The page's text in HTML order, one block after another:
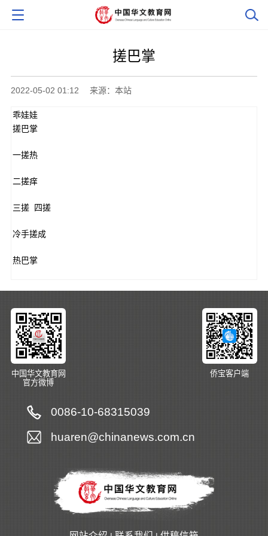
搓巴掌
2022-05-02 01:12 来源：本站
乖娃娃
搓巴掌
一搓热
二搓痒
三搓 四搓
冷手搓成
热巴掌
中国华文教育网
官方微博
侨宝客户端
0086-10-68315039
huaren@chinanews.com.cn